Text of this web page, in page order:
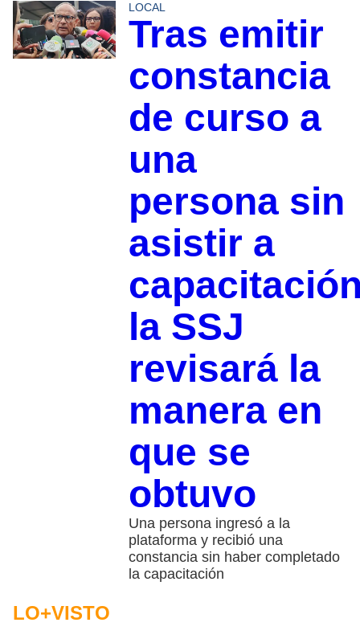
LOCAL
Tras emitir
constancia
de curso a
una
persona sin
asistir a
la SSJ
revisará la
manera en
que se
obtuvo
Una persona ingresó a la
plataforma y recibió una
constancia sin haber completado
la capacitación
LO+VISTO